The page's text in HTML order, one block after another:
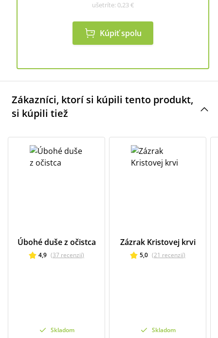
ušetríte: 0,23 €
Kúpiť spolu
Zákazníci, ktorí si kúpili tento produkt,
si kúpili tiež
Úbohé duše z očistca
4,9 (37 recenzií)
Skladom
Zázrak Kristovej krvi
5,0 (21 recenzií)
Skladom